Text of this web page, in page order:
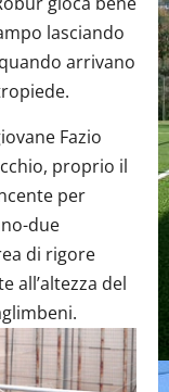
lasciando
quando arrivano
Fazio
proprio il
per
due
di rigore
all’altezza del